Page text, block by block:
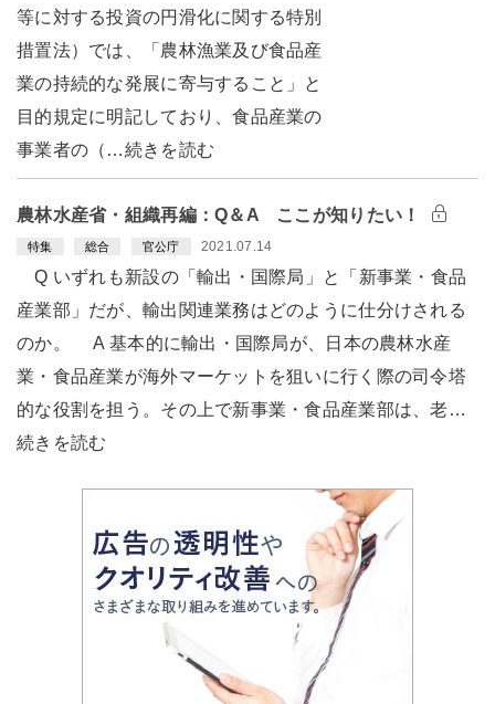
等に対する投資の円滑化に関する特別
措置法）では、「農林漁業及び食品産
業の持続的な発展に寄与すること」と
目的規定に明記しており、食品産業の
事業者の（…続きを読む
農林水産省・組織再編：Q＆A ここが知りたい！
特集 総合 官公庁 2021.07.14
Q いずれも新設の「輸出・国際局」と「新事業・食品
産業部」だが、輸出関連業務はどのように仕分けされる
のか。 A 基本的に輸出・国際局が、日本の農林水産
業・食品産業が海外マーケットを狙いに行く際の司令塔
的な役割を担う。その上で新事業・食品産業部は、老…
続きを読む